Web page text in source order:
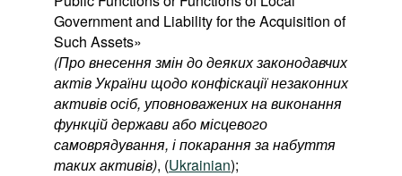
Government and Liability for the Acquisition of
Such Assets»
(Провнесеннязміндодеякихзаконодавчих
актівУкраїнищодоконфіскаціїнезаконних
активівосіб, уповноваженихнавиконання
функційдержавиабомісцевого
самоврядування, іпокараннязанабуття
такихактивів), (Ukrainian);